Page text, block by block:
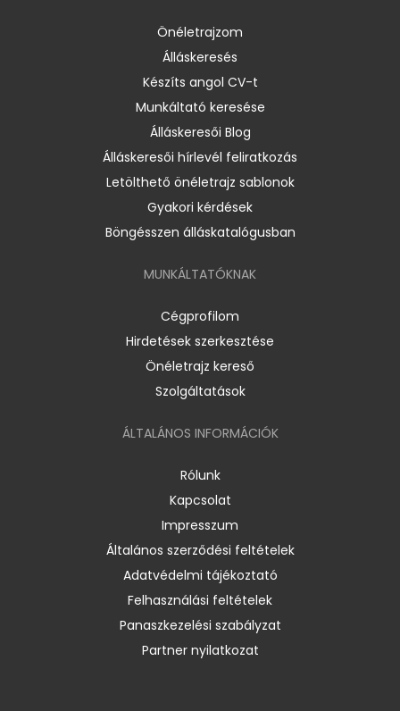
Önéletrajzom
Álláskeresés
Készíts angol CV-t
Munkáltató keresése
Álláskeresői Blog
Álláskeresői hírlevél feliratkozás
Letölthető önéletrajz sablonok
Gyakori kérdések
Böngésszen álláskatalógusban
MUNKÁLTATÓKNAK
Cégprofilom
Hirdetések szerkesztése
Önéletrajz kereső
Szolgáltatások
ÁLTALÁNOS INFORMÁCIÓK
Rólunk
Kapcsolat
Impresszum
Általános szerződési feltételek
Adatvédelmi tájékoztató
Felhasználási feltételek
Panaszkezelési szabályzat
Partner nyilatkozat